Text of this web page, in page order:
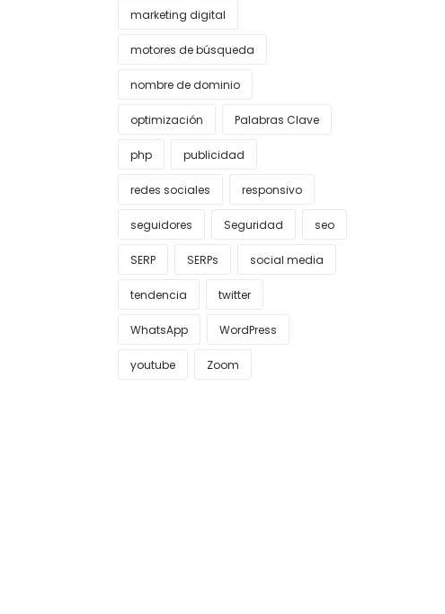
marketing digital
motores de búsqueda
nombre de dominio
optimización Palabras Clave
php publicidad
redes sociales responsivo
seguidores Seguridad seo
SERP SERPs social media
tendencia twitter
WhatsApp WordPress
youtube Zoom